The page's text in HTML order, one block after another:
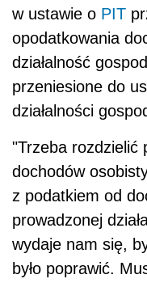
w ustawie o PIT
opodatkowania
działalność
przeniesione do
działalności
"Trzeba rozdzielić
dochodów
z podatkiem od
prowadzonej
wydaje nam się,
było poprawić.